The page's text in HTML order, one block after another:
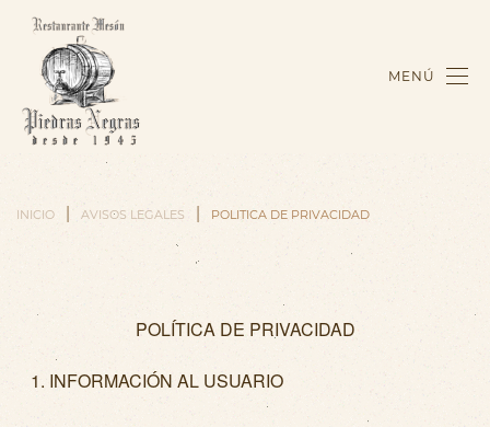
MENÚ
INICIO AVISOS LEGALES POLITICA DE PRIVACIDAD
POLÍTICA DE PRIVACIDAD
INFORMACIÓN AL USUARIO